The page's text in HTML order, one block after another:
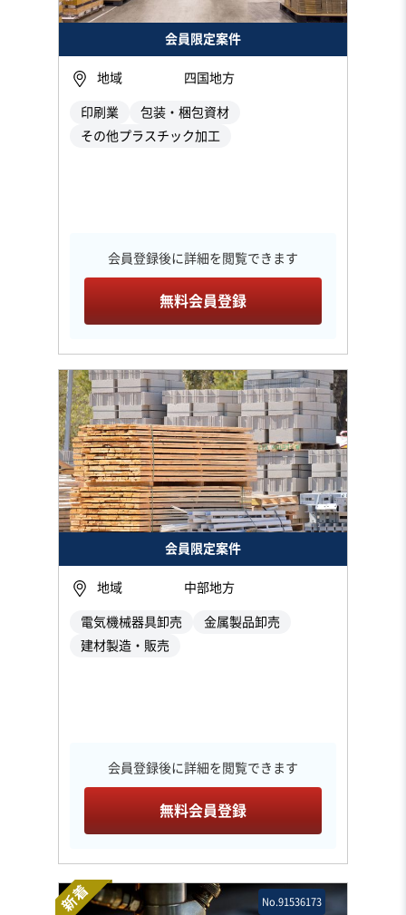
会員限定案件
地域 四国地方
印刷業
包装・梱包資材
その他プラスチック加工
会員登録後に詳細を閲覧できます
無料会員登録
会員限定案件
地域 中部地方
電気機械器具卸売
金属製品卸売
建材製造・販売
会員登録後に詳細を閲覧できます
無料会員登録
新着 No.91536173